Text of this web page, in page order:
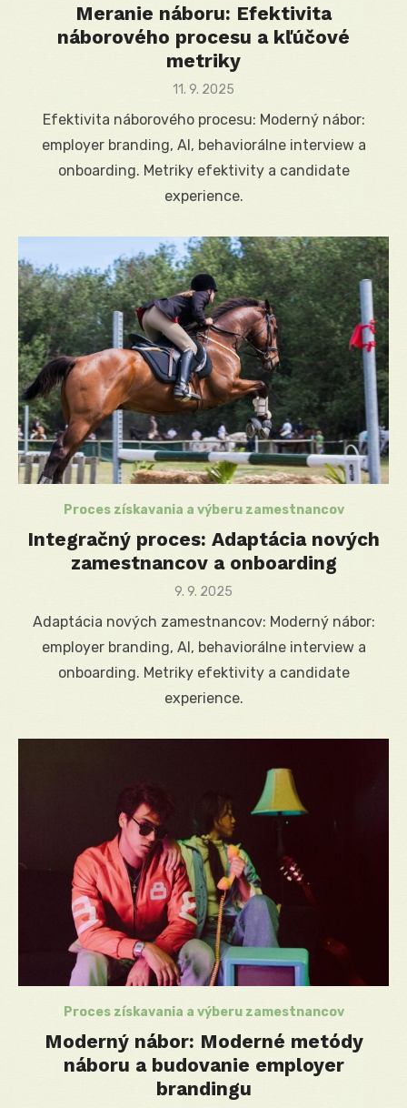
Meranie náboru: Efektivita
náborového procesu a kľúčové
metriky
Posted
11. 9. 2025
Efektivita náborového procesu: Moderný nábor:
employer branding, AI, behaviorálne interview a
onboarding. Metriky efektivity a candidate
experience.
Proces získavania a výberu zamestnancov
Integračný proces: Adaptácia nových
zamestnancov a onboarding
Posted
9. 9. 2025
Adaptácia nových zamestnancov: Moderný nábor:
employer branding, AI, behaviorálne interview a
onboarding. Metriky efektivity a candidate
experience.
Proces získavania a výberu zamestnancov
Moderný nábor: Moderné metódy
náboru a budovanie employer
brandingu